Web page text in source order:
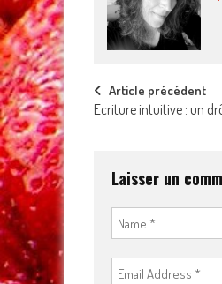
Post
Article précédent
Ecriture intuitive : un
Laisser un